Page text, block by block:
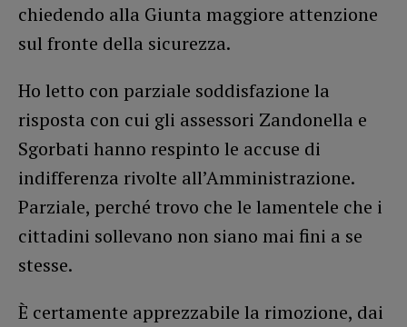
chiedendo alla Giunta maggiore attenzione
sul fronte della sicurezza.
Ho letto con parziale soddisfazione la
risposta con cui gli assessori Zandonella e
Sgorbati hanno respinto le accuse di
indifferenza rivolte all’Amministrazione.
Parziale, perché trovo che le lamentele che i
cittadini sollevano non siano mai fini a se
stesse.
È certamente apprezzabile la rimozione, dai